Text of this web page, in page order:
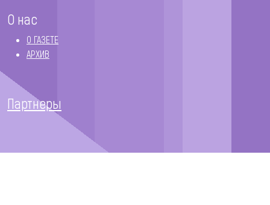
О нас
О ГАЗЕТЕ
АРХИВ
Партнеры